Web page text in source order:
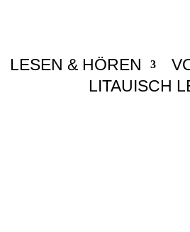
LESEN & HÖREN
LITAUISCH